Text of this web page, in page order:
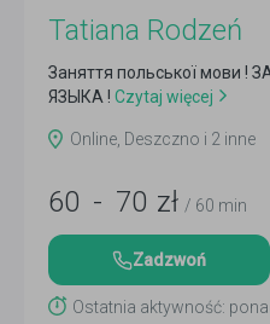
Tatiana Rodzeń
Заняття польської мови
ЯЗЫКА ! Czytaj więcej
Online, Deszczno i 2 inne
60 - 70 zł / 60 min
Zadzwoń
Ostatnia aktywność: